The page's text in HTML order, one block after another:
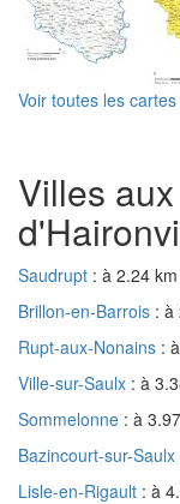
Voir toutes les
Villes
Saudrupt : à 2.24 km
Brillon-en-Barrois : à
Rupt-aux-Nonains :
Ville-sur-Saulx : à
Sommelonne : à
Bazincourt-sur-Saulx
Lisle-en-Rigault : à